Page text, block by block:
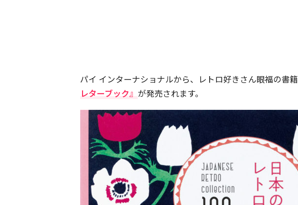
パイ インターナショナルから、レトロ好きさん眼福の書籍
レターブック』 が発売されます。